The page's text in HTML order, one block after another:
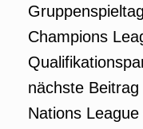
Champions
nächste
Nations